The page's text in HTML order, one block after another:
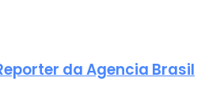
da Agencia Brasil